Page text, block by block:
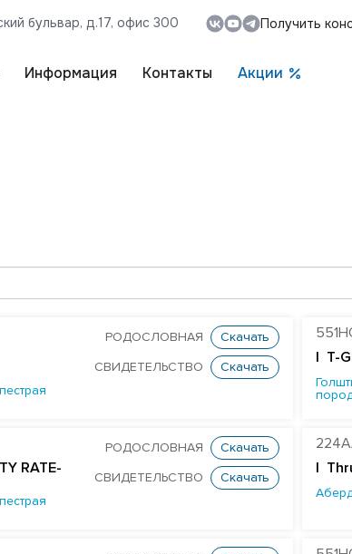
бульвар, д.17, офис 300 Получить
Информация Контакты
Акции
РОДОСЛОВНАЯ Скачать
СВИДЕТЕЛЬСТВО Скачать
| T-
RATE-
РОДОСЛОВНАЯ Скачать
СВИДЕТЕЛЬСТВО Скачать